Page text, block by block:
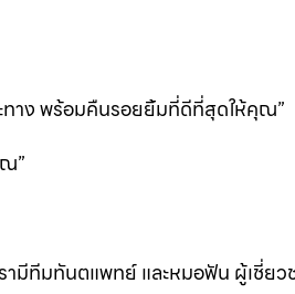
าง พร้อมคืนรอยยิ้มที่ดีที่สุดให้คุณ”
”
ามีทีมทันตแพทย์ และหมอฟัน ผู้เชี่ย